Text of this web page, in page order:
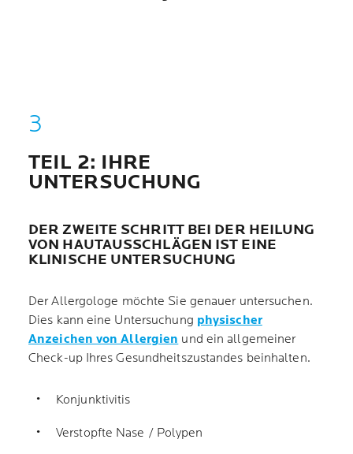
TEIL 2: IHRE
UNTERSUCHUNG
DER ZWEITE SCHRITT BEI DER HEILUNG
VON HAUTAUSSCHLÄGEN IST EINE
KLINISCHE UNTERSUCHUNG
Der Allergologe möchte Sie genauer untersuchen.
Dies kann eine Untersuchung physischer
Anzeichen von Allergien und ein allgemeiner
Check-up Ihres Gesundheitszustandes beinhalten.
Konjunktivitis
Verstopfte Nase / Polypen